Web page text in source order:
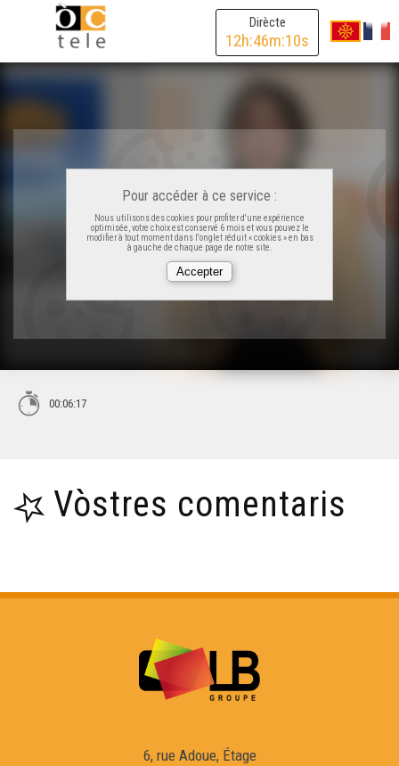
Dirècte
12h:46m:10s
Pour accéder à ce service :
Nous utilisons des cookies pour profiter d'une expérience
optimisée, votre choix est conservé 6 mois et vous pouvez le
modifier à tout moment dans l'onglet réduit « cookies » en bas
à gauche de chaque page de notre site.
00:06:17
Vòstres comentaris
6, rue Adoue, Étage